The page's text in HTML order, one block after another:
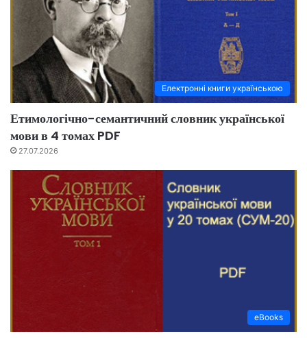
Електронні книги українською
Етимологічно-семантичний словник української
мови в 4 томах PDF
27.07.2026
eBooks